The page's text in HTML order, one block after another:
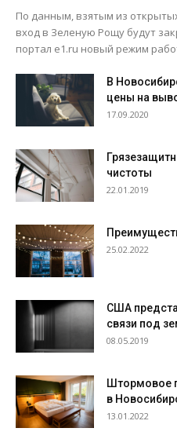
По данным, взятым из
вход в Зеленую Рощу будут
портал e1.ru новый режим
В
цены на
17.09.2020
чистоты
22.01.2019
25.02.2022
США
связи под
08.05.2019
Штормовое
в
13.01.2022